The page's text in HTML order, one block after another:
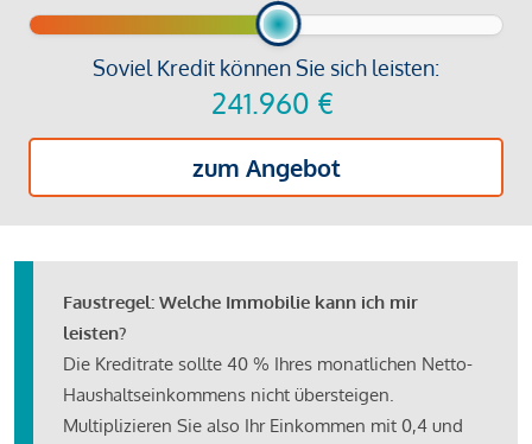
Soviel Kredit können Sie sich leisten:
241.960 €
zum Angebot
Faustregel: Welche Immobilie kann ich mir
leisten?
Die Kreditrate sollte 40 % Ihres monatlichen Netto-
Haushaltseinkommens nicht übersteigen.
Multiplizieren Sie also Ihr Einkommen mit 0,4 und